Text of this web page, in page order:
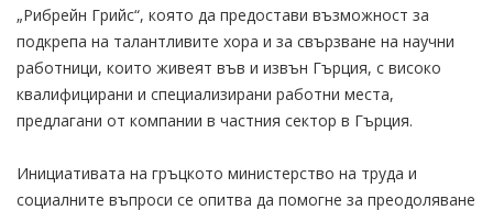
„Рибрейн Грийс“, която да предостави възможност за
подкрепа на талантливите хора и за свързване на научни
работници, които живеят във и извън Гърция, с високо
квалифицирани и специализирани работни места,
предлагани от компании в частния сектор в Гърция.
Инициативата на гръцкото министерство на труда и
социалните въпроси се опитва да помогне за преодоляване